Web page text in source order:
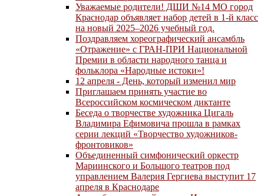
Уважаемые родители! ДШИ №14 МО город
Краснодар объявляет набор детей в 1-й класс
на новый 2025–2026 учебный год.
Поздравляем хореографический ансамбль
«Отражение» с ГРАН-ПРИ Национальной
Премии в области народного танца и
фольклора «Народные истоки»!
12 апреля - День, который изменил мир
Приглашаем принять участие во
Всероссийском космическом диктанте
Беседа о творчестве художника Цигаль
Владимира Ефимовича прошла в рамках
серии лекций «Творчество художников-
фронтовиков»
Объединенный симфонический оркестр
Мариинского и Большого театров под
управлением Валерия Гергиева выступит 17
апреля в Краснодаре